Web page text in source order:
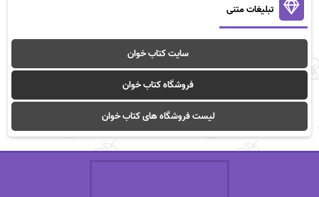
تبلیغات متنی
سایت کتاب خوان
فروشگاه کتاب خوان
لیست فروشگاه های کتاب خوان